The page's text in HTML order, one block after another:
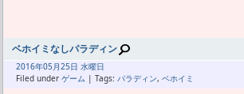
ベホイミなしパラディン
2016年05月25日 水曜日
Filed under ゲーム | Tags: パラディン, ベホイミ